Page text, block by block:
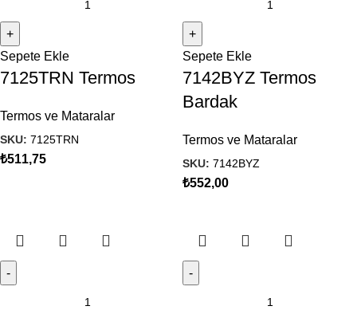
Sepete Ekle
7125TRN Termos
Termos ve Mataralar
SKU: 7125TRN
₺511,75
Sepete Ekle
7142BYZ Termos
Bardak
Termos ve Mataralar
SKU: 7142BYZ
₺552,00